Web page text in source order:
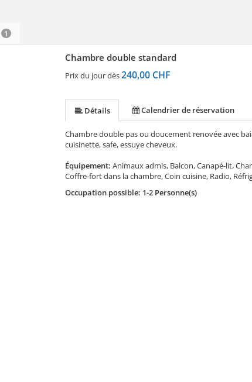
1
Chambre double standard
Prix du jour dès240,00 CHF
Détails Calendrier de réservation
Chambre double pas ou doucement renovée avec
cuisinette, safe, essuye cheveux.
Équipement: Animaux admis, Balcon, Canapé-lit,
Coffre-fort dans la chambre, Coin cuisine, Radio,
Occupation possible: 1-2 Personne(s)